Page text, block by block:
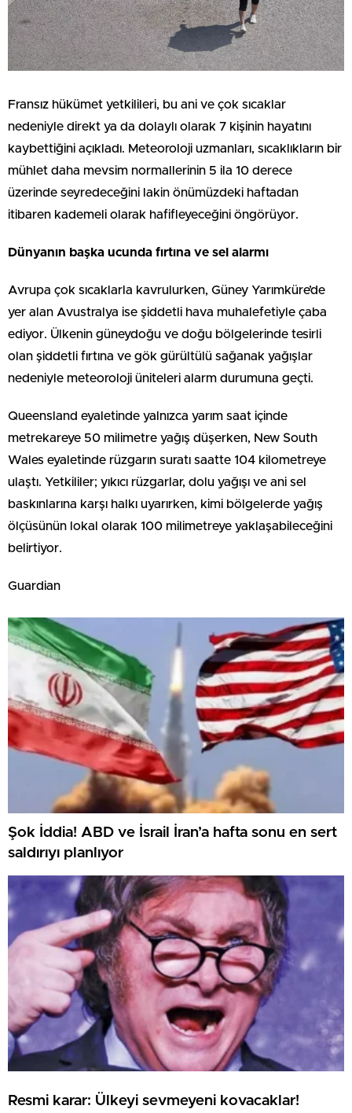
Fransız hükümet yetkilileri, bu ani ve çok sıcaklar
nedeniyle direkt ya da dolaylı olarak 7 kişinin hayatını
kaybettiğini açıkladı. Meteoroloji uzmanları, sıcaklıkların bir
mühlet daha mevsim normallerinin 5 ila 10 derece
üzerinde seyredeceğini lakin önümüzdeki haftadan
itibaren kademeli olarak hafifleyeceğini öngörüyor.
Dünyanın başka ucunda fırtına ve sel alarmı
Avrupa çok sıcaklarla kavrulurken, Güney Yarımküre’de
yer alan Avustralya ise şiddetli hava muhalefetiyle çaba
ediyor. Ülkenin güneydoğu ve doğu bölgelerinde tesirli
olan şiddetli fırtına ve gök gürültülü sağanak yağışlar
nedeniyle meteoroloji üniteleri alarm durumuna geçti.
Queensland eyaletinde yalnızca yarım saat içinde
metrekareye 50 milimetre yağış düşerken, New South
Wales eyaletinde rüzgarın suratı saatte 104 kilometreye
ulaştı. Yetkililer; yıkıcı rüzgarlar, dolu yağışı ve ani sel
baskınlarına karşı halkı uyarırken, kimi bölgelerde yağış
ölçüsünün lokal olarak 100 milimetreye yaklaşabileceğini
belirtiyor.
Guardian
Şok İddia! ABD ve İsrail İran’a hafta sonu en sert
saldırıyı planlıyor
Resmi karar: Ülkeyi sevmeyeni kovacaklar!